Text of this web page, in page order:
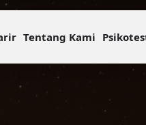
Tentang Kami